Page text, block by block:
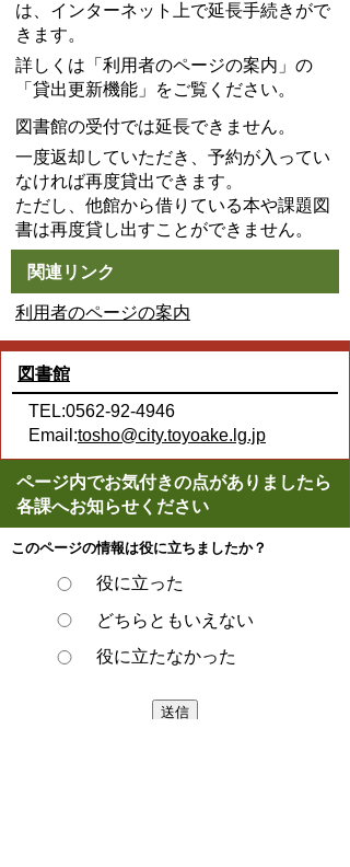
は、インターネット上で延長手続きがで
きます。
詳しくは「利用者のページの案内」の
「貸出更新機能」をご覧ください。
図書館の受付では延長できません。
一度返却していただき、予約が入ってい
なければ再度貸出できます。
ただし、他館から借りている本や課題図
書は再度貸し出すことができません。
関連リンク
利用者のページの案内
図書館
TEL:0562-92-4946
Email:tosho@city.toyoake.lg.jp
ページ内でお気付きの点がありましたら
各課へお知らせください
このページの情報は役に立ちましたか？
役に立った
どちらともいえない
役に立たなかった